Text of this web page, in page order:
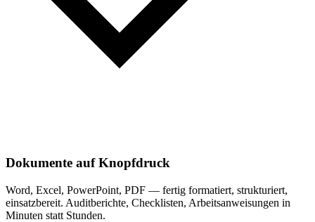
Dokumente auf Knopfdruck
Word, Excel, PowerPoint, PDF — fertig formatiert, strukturiert,
einsatzbereit. Auditberichte, Checklisten, Arbeitsanweisungen in
Minuten statt Stunden.